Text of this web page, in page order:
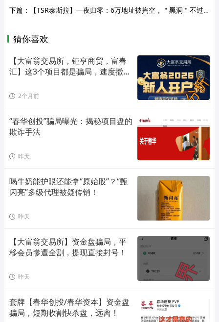
下篇：
【TSR泰斯拉】一夜归零：6万地址被掏空，＂黑洞＂不过是块遮羞布！
猜你喜欢
【大富翁交易所，钜亨商贸，富春
汇】这3个项目都是骗局，速度撤
2个月前
“春华创投”骗局曝光：揭秘项目盘的
欺诈手法
昨天
喝牛奶能护眼还能拿“原始股”？“甄
闪亮”多级代理被疑传销！
昨天
【大富翁交易所】资金盘骗局，平
移会员惨遭全割，提现直接封号！
昨天
套牌【春华创投/春华资本】资金盘
骗局，短期收割快杀盘，远离！